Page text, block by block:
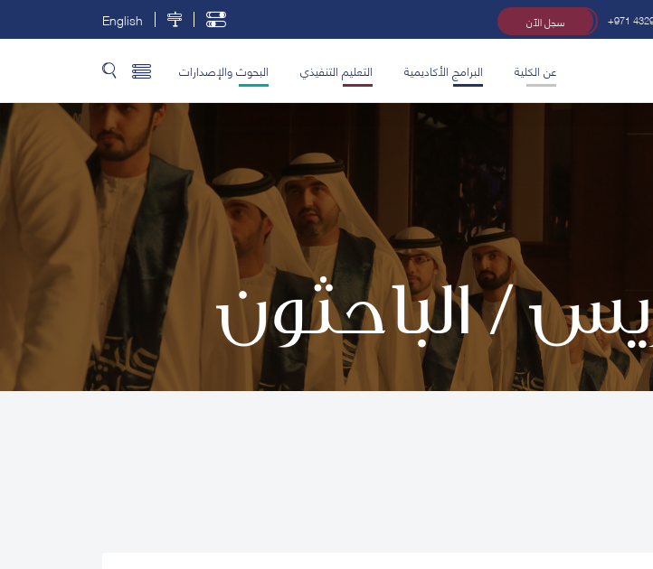
+971 سجل الآن English
عن الكلية البرامج الأكاديمية التعليم التنفيذي البحوث والإصدارات
/ الباحثون